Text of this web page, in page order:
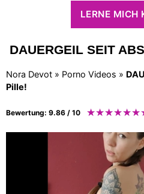
LERNE MICH
DAUERGEIL SEIT
Nora Devot » Porno Videos »
Pille!
Bewertung: 9.86 / 10 ★★★★★★